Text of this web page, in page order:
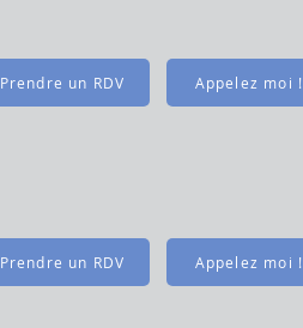
Prendre un RDV Appelez moi !
Prendre un RDV Appelez moi !